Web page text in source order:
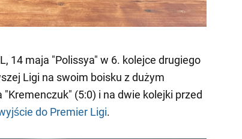
14 maja "Polissya" w 6. kolejce drugiego
Ligi na swoim boisku z dużym
(5:0) i na dwie kolejki przed
do Premier Ligi.